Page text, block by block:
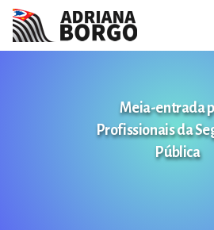
Meia-entrada
Profissionais da
Pública